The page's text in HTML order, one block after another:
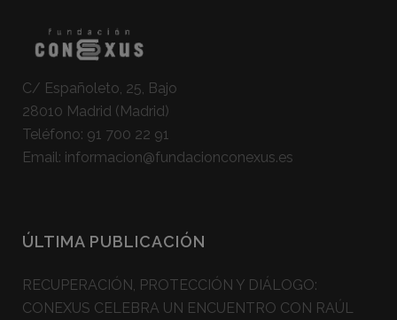
C/ Españoleto, 25, Bajo
28010 Madrid (Madrid)
Teléfono: 91 700 22 91
Email: informacion@fundacionconexus.es
ÚLTIMA PUBLICACIÓN
RECUPERACIÓN, PROTECCIÓN Y DIÁLOGO:
CONEXUS CELEBRA UN ENCUENTRO CON RAÚL